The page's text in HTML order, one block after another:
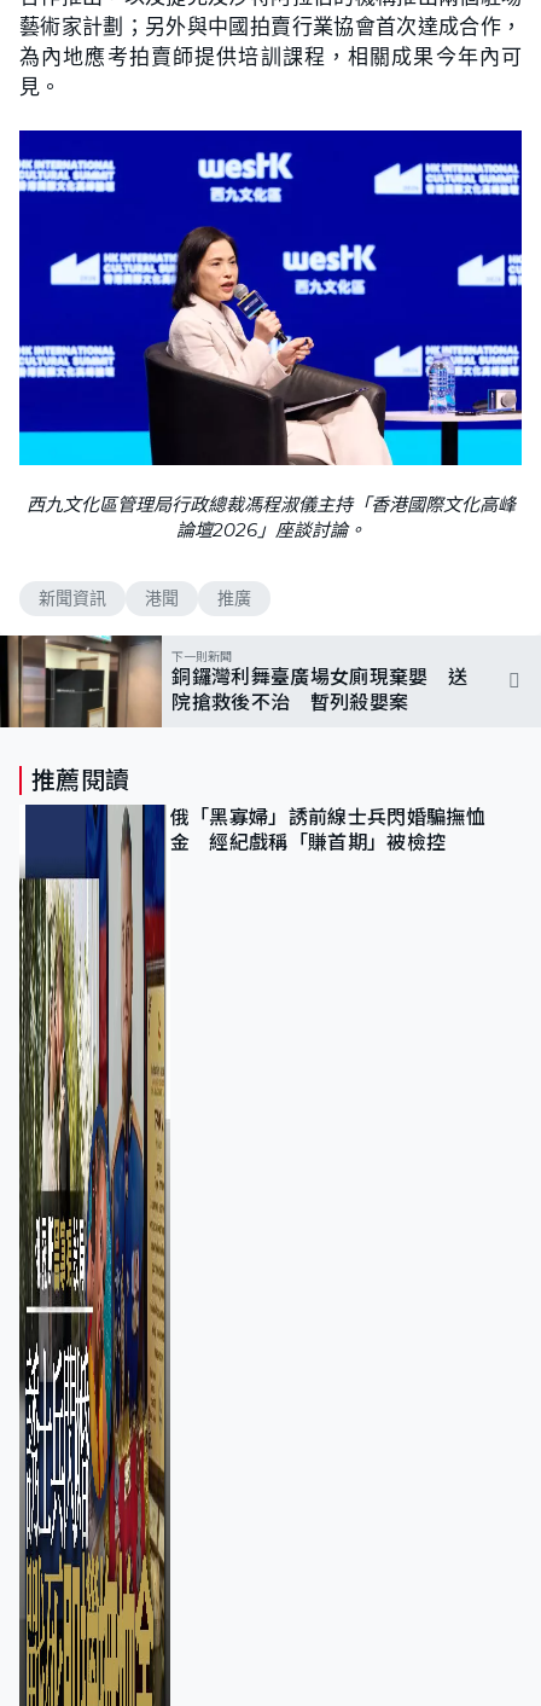
藝術家計劃；另外與中國拍賣行業協會首次達成合作，
為內地應考拍賣師提供培訓課程，相關成果今年內可
見。
西九文化區管理局行政總裁馮程淑儀主持「香港國際文化高峰
論壇2026」座談討論。
新聞資訊 港聞 推廣
下一則新聞
銅鑼灣利舞臺廣場女廁現棄嬰 送
院搶救後不治 暫列殺嬰案
推薦閱讀
俄「黑寡婦」誘前線士兵閃婚騙撫恤
金 經紀戲稱「賺首期」被檢控